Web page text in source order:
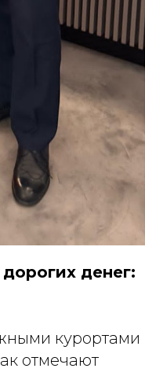
денег:
курортами
отмечают